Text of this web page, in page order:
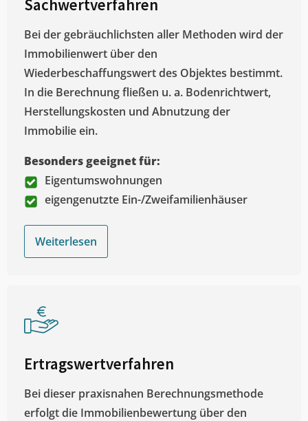
Sachwertverfahren
Bei der gebräuchlichsten aller Methoden wird der
Immobilienwert über den
Wiederbeschaffungswert des Objektes bestimmt.
In die Berechnung fließen u. a. Bodenrichtwert,
Herstellungskosten und Abnutzung der
Immobilie ein.
Besonders geeignet für:
Eigentumswohnungen
eigengenutzte Ein-/Zweifamilienhäuser
Weiterlesen
Ertragswertverfahren
Bei dieser praxisnahen Berechnungsmethode
erfolgt die Immobilienbewertung über den